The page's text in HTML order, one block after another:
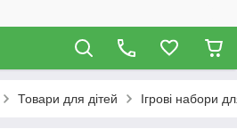
Товари для дітей Ігрові набори